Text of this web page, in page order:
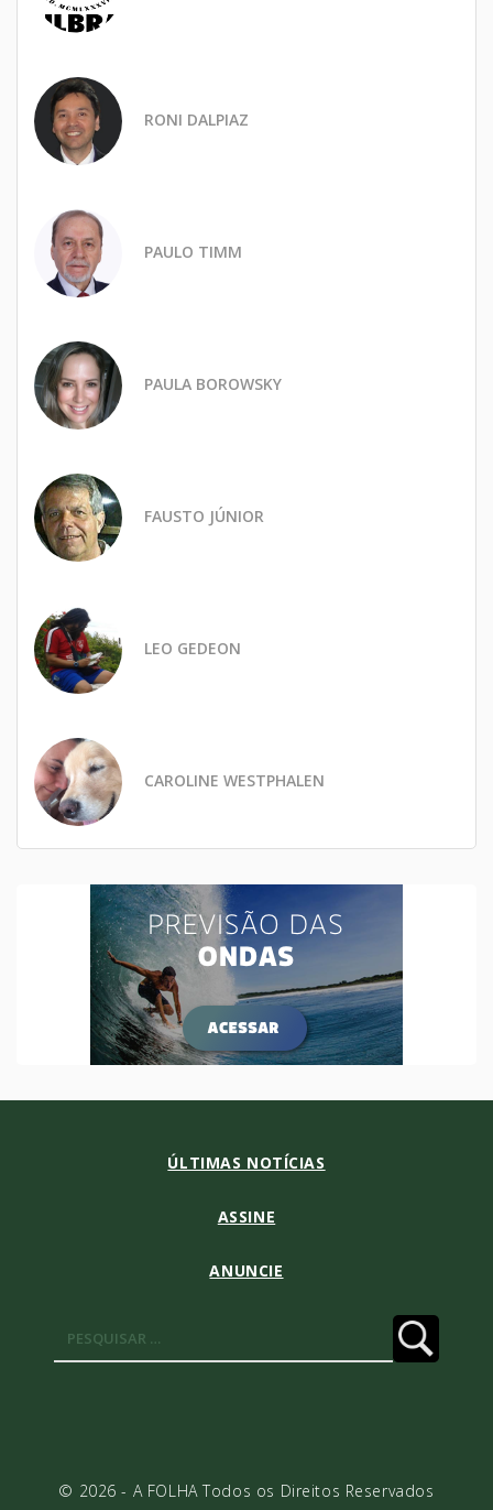
RONI DALPIAZ
PAULO TIMM
PAULA BOROWSKY
FAUSTO JÚNIOR
LEO GEDEON
CAROLINE WESTPHALEN
ÚLTIMAS NOTÍCIAS
ASSINE
ANUNCIE
© 2026 - A FOLHA Todos os Direitos Reservados